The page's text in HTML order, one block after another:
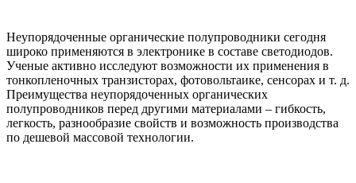
Неупорядоченные органические полупроводники сегодня
широко применяются в электронике в составе светодиодов.
Ученые активно исследуют возможности их применения в
тонкопленочных транзисторах, фотовольтаике, сенсорах и т. д.
Преимущества неупорядоченных органических
полупроводников перед другими материалами – гибкость,
легкость, разнообразие свойств и возможность производства
по дешевой массовой технологии.